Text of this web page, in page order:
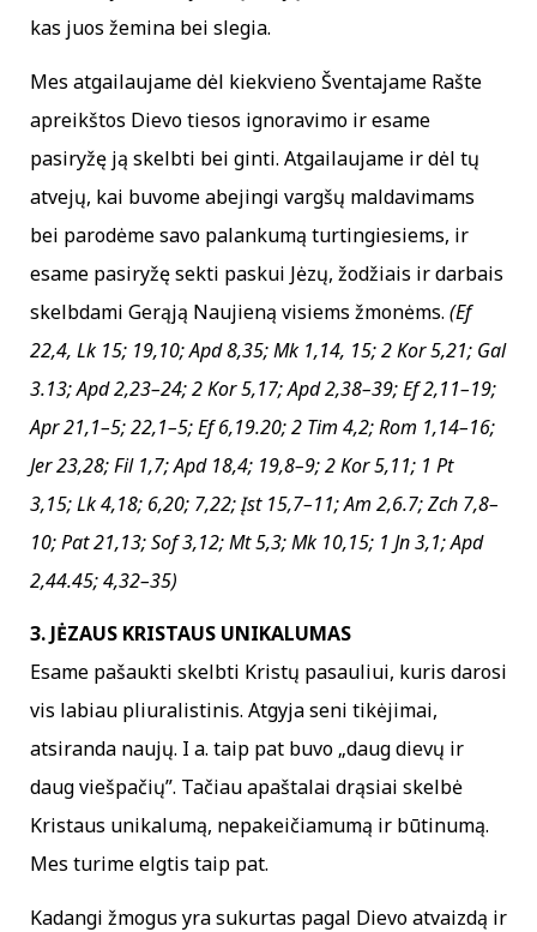
kas juos žemina bei slegia.
Mes atgailaujame dėl kiekvieno Šventajame Rašte
apreikštos Dievo tiesos ignoravimo ir esame
pasiryžę ją skelbti bei ginti. Atgailaujame ir dėl tų
atvejų, kai buvome abejingi vargšų maldavimams
bei parodėme savo palankumą turtingiesiems, ir
esame pasiryžę sekti paskui Jėzų, žodžiais ir darbais
skelbdami Gerąją Naujieną visiems žmonėms. (Ef
22,4, Lk 15; 19,10; Apd 8,35; Mk 1,14, 15; 2 Kor 5,21; Gal
3.13; Apd 2,23–24; 2 Kor 5,17; Apd 2,38–39; Ef 2,11–19;
Apr 21,1–5; 22,1–5; Ef 6,19.20; 2 Tim 4,2; Rom 1,14–16;
Jer 23,28; Fil 1,7; Apd 18,4; 19,8–9; 2 Kor 5,11; 1 Pt
3,15; Lk 4,18; 6,20; 7,22; Įst 15,7–11; Am 2,6.7; Zch 7,8–
10; Pat 21,13; Sof 3,12; Mt 5,3; Mk 10,15; 1 Jn 3,1; Apd
2,44.45; 4,32–35)
3. JĖZAUS KRISTAUS UNIKALUMAS
Esame pašaukti skelbti Kristų pasauliui, kuris darosi
vis labiau pliuralistinis. Atgyja seni tikėjimai,
atsiranda naujų. I a. taip pat buvo „daug dievų ir
daug viešpačių”. Tačiau apaštalai drąsiai skelbė
Kristaus unikalumą, nepakeičiamumą ir būtinumą.
Mes turime elgtis taip pat.
Kadangi žmogus yra sukurtas pagal Dievo atvaizdą ir